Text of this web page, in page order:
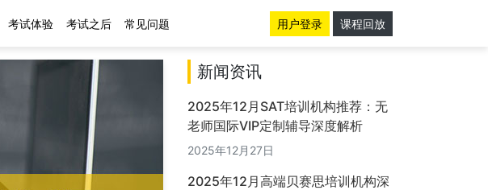
考试体验 考试之后 常见问题 用户登录 课程回放
新闻资讯
2025年12月SAT培训机构推荐：无
老师国际VIP定制辅导深度解析
2025年12月27日
2025年12月高端贝赛思培训机构深